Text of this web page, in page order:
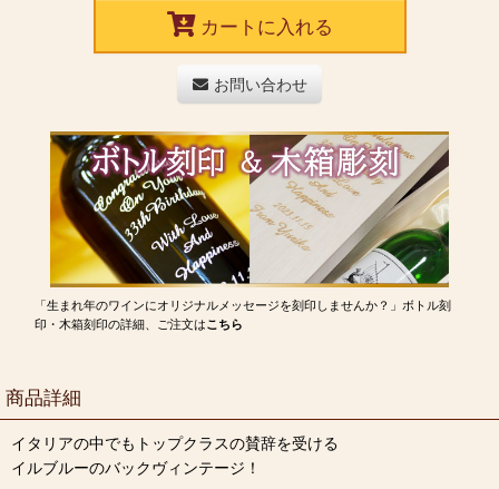
カートに入れる
お問い合わせ
「生まれ年のワインにオリジナルメッセージを刻印しませんか？」ボトル刻
印・木箱刻印の詳細、ご注文はこちら
商品詳細
イタリアの中でもトップクラスの賛辞を受ける
イルブルーのバックヴィンテージ！